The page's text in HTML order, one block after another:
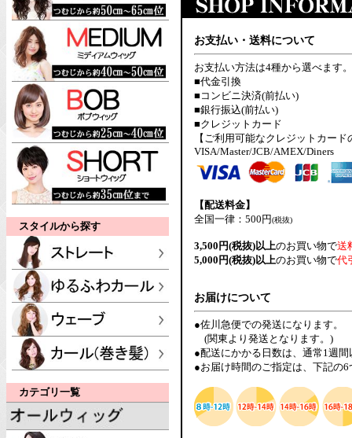
スタイルから探す
カテゴリ一覧
お支払い・送料について
お支払い方法は4種から選べます。
■代金引換
■コンビニ決済(前払い)
■銀行振込(前払い)
■クレジットカード
【ご利用可能なクレジットカード
VISA/Master/JCB/AMEX/Diners
【配送料金】
全国一律：500円(税抜)
3,500円(税抜)以上のお買い物で送
5,000円(税抜)以上のお買い物で代
お届けについて
●佐川急便での発送になります。
(関東より発送となります。)
●配送にかかる日数は、通常1週
●お届け時間のご指定は、下記の